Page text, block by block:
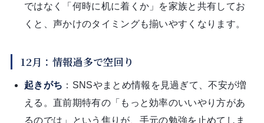
ではなく「何時に机に着くか」を家族と共有してお
くと、声かけのタイミングも揃いやすくなります。
12月：情報過多で空回り
起きがち ：SNSやまとめ情報を見過ぎて、不安が増
える。直前期特有の「もっと効率のいいやり方があ
るのでは」という焦りが、手元の勉強を止めてしま